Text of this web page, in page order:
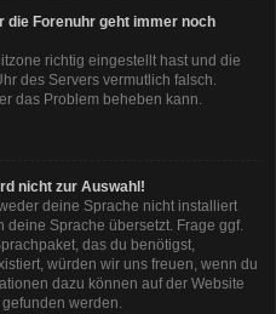
die Forenuhr geht immer noch
richtig eingestellt hast und die
des Servers vermutlich falsch.
das Problem beheben kann.
nicht zur Auswahl!
deine Sprache nicht installiert
Sprache übersetzt. Frage ggf.
das du benötigst,
würden wir uns freuen, wenn du
dazu können auf der Website
gefunden werden.